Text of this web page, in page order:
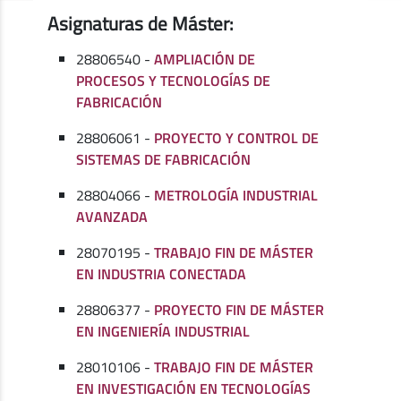
Asignaturas de Máster:
28806540 -AMPLIACIÓN DE
PROCESOS Y TECNOLOGÍAS DE
FABRICACIÓN
28806061 - PROYECTO Y CONTROL DE
SISTEMAS DE FABRICACIÓN
28804066 - METROLOGÍA INDUSTRIAL
AVANZADA
28070195 -TRABAJO FIN DE MÁSTER
EN INDUSTRIA CONECTADA
28806377 - PROYECTO FIN DE MÁSTER
EN INGENIERÍA INDUSTRIAL
28010106 -TRABAJO FIN DE MÁSTER
EN INVESTIGACIÓN EN TECNOLOGÍAS